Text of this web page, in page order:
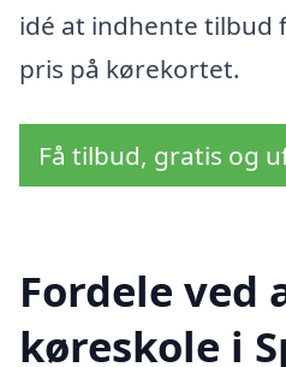
idé at indhente tilbud
pris på kørekortet.
Få tilbud, gratis og
Fordele ved
køreskole i